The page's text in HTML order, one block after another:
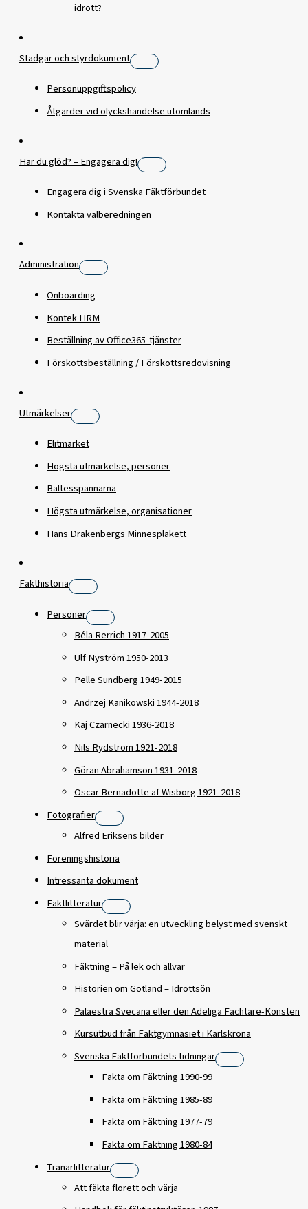
idrott?
Stadgar och styrdokument
Personuppgiftspolicy
Åtgärder vid olyckshändelse utomlands
Har du glöd? – Engagera dig!
Engagera dig i Svenska Fäktförbundet
Kontakta valberedningen
Administration
Onboarding
Kontek HRM
Beställning av Office365-tjänster
Förskottsbeställning / Förskottsredovisning
Utmärkelser
Elitmärket
Högsta utmärkelse, personer
Bältesspännarna
Högsta utmärkelse, organisationer
Hans Drakenbergs Minnesplakett
Fäkthistoria
Personer
Béla Rerrich 1917-2005
Ulf Nyström 1950-2013
Pelle Sundberg 1949-2015
Andrzej Kanikowski 1944-2018
Kaj Czarnecki 1936-2018
Nils Rydström 1921-2018
Göran Abrahamson 1931-2018
Oscar Bernadotte af Wisborg 1921-2018
Fotografier
Alfred Eriksens bilder
Föreningshistoria
Intressanta dokument
Fäktlitteratur
Svärdet blir värja: en utveckling belyst med svenskt
material
Fäktning – På lek och allvar
Historien om Gotland – Idrottsön
Palaestra Svecana eller den Adeliga Fächtare-Konsten
Kursutbud från Fäktgymnasiet i Karlskrona
Svenska Fäktförbundets tidningar
Fakta om Fäktning 1990-99
Fakta om Fäktning 1985-89
Fakta om Fäktning 1977-79
Fakta om Fäktning 1980-84
Tränarlitteratur
Att fäkta florett och värja